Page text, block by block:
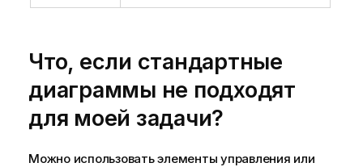
Что, если стандартные
диаграммы не подходят
для моей задачи?
Можно использовать элементы управления или